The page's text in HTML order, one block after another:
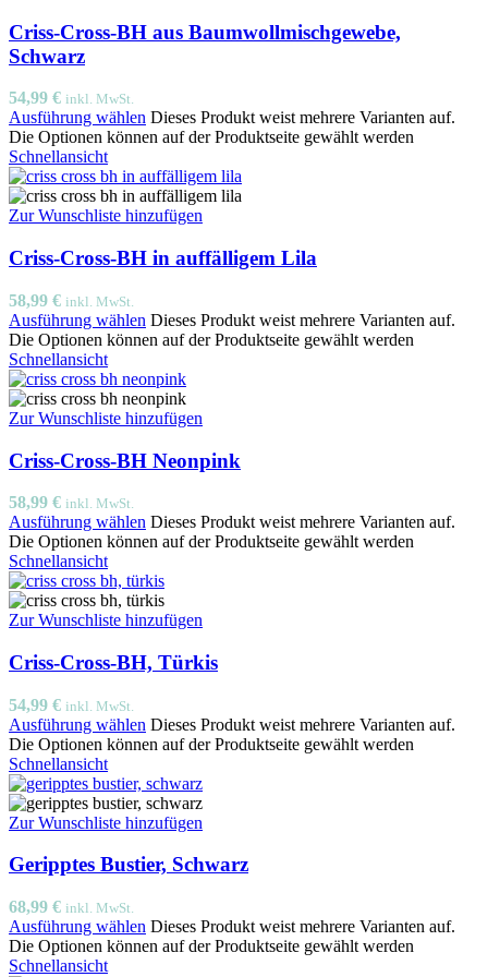
Criss-Cross-BH aus Baumwollmischgewebe,
Schwarz
54,99 € inkl. MwSt.
Ausführung wählen Dieses Produkt weist mehrere Varianten auf.
Die Optionen können auf der Produktseite gewählt werden
Schnellansicht
Zur Wunschliste hinzufügen
Criss-Cross-BH in auffälligem Lila
58,99 € inkl. MwSt.
Ausführung wählen Dieses Produkt weist mehrere Varianten auf.
Die Optionen können auf der Produktseite gewählt werden
Schnellansicht
Zur Wunschliste hinzufügen
Criss-Cross-BH Neonpink
58,99 € inkl. MwSt.
Ausführung wählen Dieses Produkt weist mehrere Varianten auf.
Die Optionen können auf der Produktseite gewählt werden
Schnellansicht
Zur Wunschliste hinzufügen
Criss-Cross-BH, Türkis
54,99 € inkl. MwSt.
Ausführung wählen Dieses Produkt weist mehrere Varianten auf.
Die Optionen können auf der Produktseite gewählt werden
Schnellansicht
Zur Wunschliste hinzufügen
Geripptes Bustier, Schwarz
68,99 € inkl. MwSt.
Ausführung wählen Dieses Produkt weist mehrere Varianten auf.
Die Optionen können auf der Produktseite gewählt werden
Schnellansicht